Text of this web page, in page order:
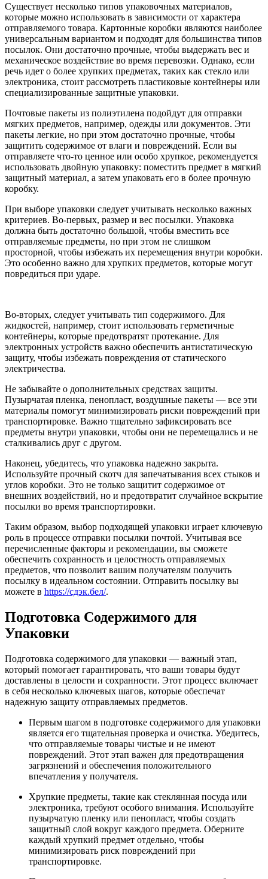
Существует несколько типов упаковочных материалов,
которые можно использовать в зависимости от характера
отправляемого товара. Картонные коробки являются наиболее
универсальным вариантом и подходят для большинства типов
посылок. Они достаточно прочные, чтобы выдержать вес и
механическое воздействие во время перевозки. Однако, если
речь идет о более хрупких предметах, таких как стекло или
электроника, стоит рассмотреть пластиковые контейнеры или
специализированные защитные упаковки.
Почтовые пакеты из полиэтилена подойдут для отправки
мягких предметов, например, одежды или документов. Эти
пакеты легкие, но при этом достаточно прочные, чтобы
защитить содержимое от влаги и повреждений. Если вы
отправляете что-то ценное или особо хрупкое, рекомендуется
использовать двойную упаковку: поместить предмет в мягкий
защитный материал, а затем упаковать его в более прочную
коробку.
При выборе упаковки следует учитывать несколько важных
критериев. Во-первых, размер и вес посылки. Упаковка
должна быть достаточно большой, чтобы вместить все
отправляемые предметы, но при этом не слишком
просторной, чтобы избежать их перемещения внутри коробки.
Это особенно важно для хрупких предметов, которые могут
повредиться при ударе.
Во-вторых, следует учитывать тип содержимого. Для
жидкостей, например, стоит использовать герметичные
контейнеры, которые предотвратят протекание. Для
электронных устройств важно обеспечить антистатическую
защиту, чтобы избежать повреждения от статического
электричества.
Не забывайте о дополнительных средствах защиты.
Пузырчатая пленка, пенопласт, воздушные пакеты — все эти
материалы помогут минимизировать риски повреждений при
транспортировке. Важно тщательно зафиксировать все
предметы внутри упаковки, чтобы они не перемещались и не
сталкивались друг с другом.
Наконец, убедитесь, что упаковка надежно закрыта.
Используйте прочный скотч для запечатывания всех стыков и
углов коробки. Это не только защитит содержимое от
внешних воздействий, но и предотвратит случайное вскрытие
посылки во время транспортировки.
Таким образом, выбор подходящей упаковки играет ключевую
роль в процессе отправки посылки почтой. Учитывая все
перечисленные факторы и рекомендации, вы сможете
обеспечить сохранность и целостность отправляемых
предметов, что позволит вашим получателям получить
посылку в идеальном состоянии. Отправить посылку вы
можете в https://сдэк.бел/.
Подготовка Содержимого для
Упаковки
Подготовка содержимого для упаковки — важный этап,
который помогает гарантировать, что ваши товары будут
доставлены в целости и сохранности. Этот процесс включает
в себя несколько ключевых шагов, которые обеспечат
надежную защиту отправляемых предметов.
Первым шагом в подготовке содержимого для упаковки
является его тщательная проверка и очистка. Убедитесь,
что отправляемые товары чистые и не имеют
повреждений. Этот этап важен для предотвращения
загрязнений и обеспечения положительного
впечатления у получателя.
Хрупкие предметы, такие как стеклянная посуда или
электроника, требуют особого внимания. Используйте
пузырчатую пленку или пенопласт, чтобы создать
защитный слой вокруг каждого предмета. Оберните
каждый хрупкий предмет отдельно, чтобы
минимизировать риск повреждений при
транспортировке.